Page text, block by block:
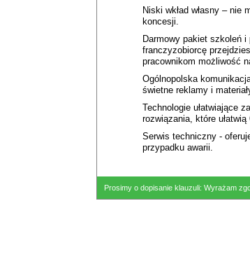
Niski wkład własny –
koncesji.
Darmowy pakiet szkoleń
franczyzobiorcę
pracownikom możliwość
Ogólnopolska
świetne reklamy i
Technologie ułatwiające
rozwiązania, które
Serwis techniczny -
przypadku awarii.
Prosimy o dopisanie klauzuli: Wyrażam